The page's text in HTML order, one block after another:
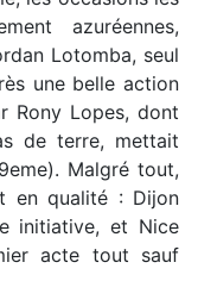
azuréennes,
Lotomba, seul
une belle action
Rony Lopes, dont
de terre, mettait
Malgré tout,
en qualité : Dijon
initiative, et Nice
acte tout sauf